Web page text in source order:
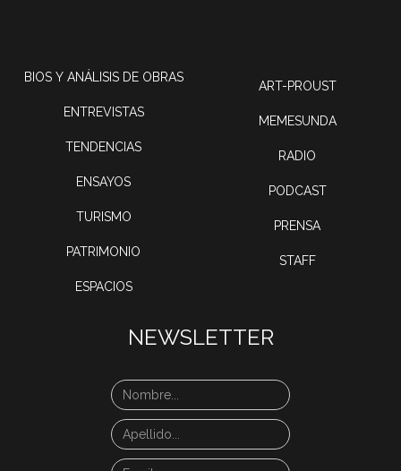
BIOS Y ANÁLISIS DE OBRAS
ENTREVISTAS
TENDENCIAS
ENSAYOS
TURISMO
PATRIMONIO
ESPACIOS
ART-PROUST
MEMESUNDA
RADIO
PODCAST
PRENSA
STAFF
NEWSLETTER